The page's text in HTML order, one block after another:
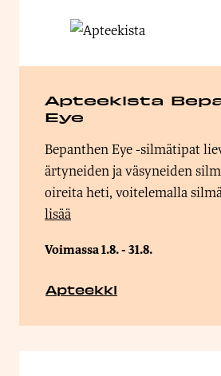
Apteekista
Eye
Bepanthen Eye -silmätipat lievittävät kuivien,
ärtyneiden ja väsyneiden
oireita heti, voitelemalla
lisää
Voimassa 1.8. - 31.8.
Apteekki